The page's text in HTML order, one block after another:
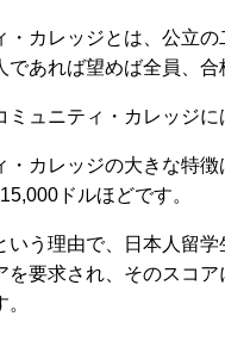
・カレッジとは、公立
であれば望めば全員、合
ミュニティ・カレッジ
・カレッジの大きな特
ドルほどです。
いう理由で、日本人留
を要求され、そのスコ